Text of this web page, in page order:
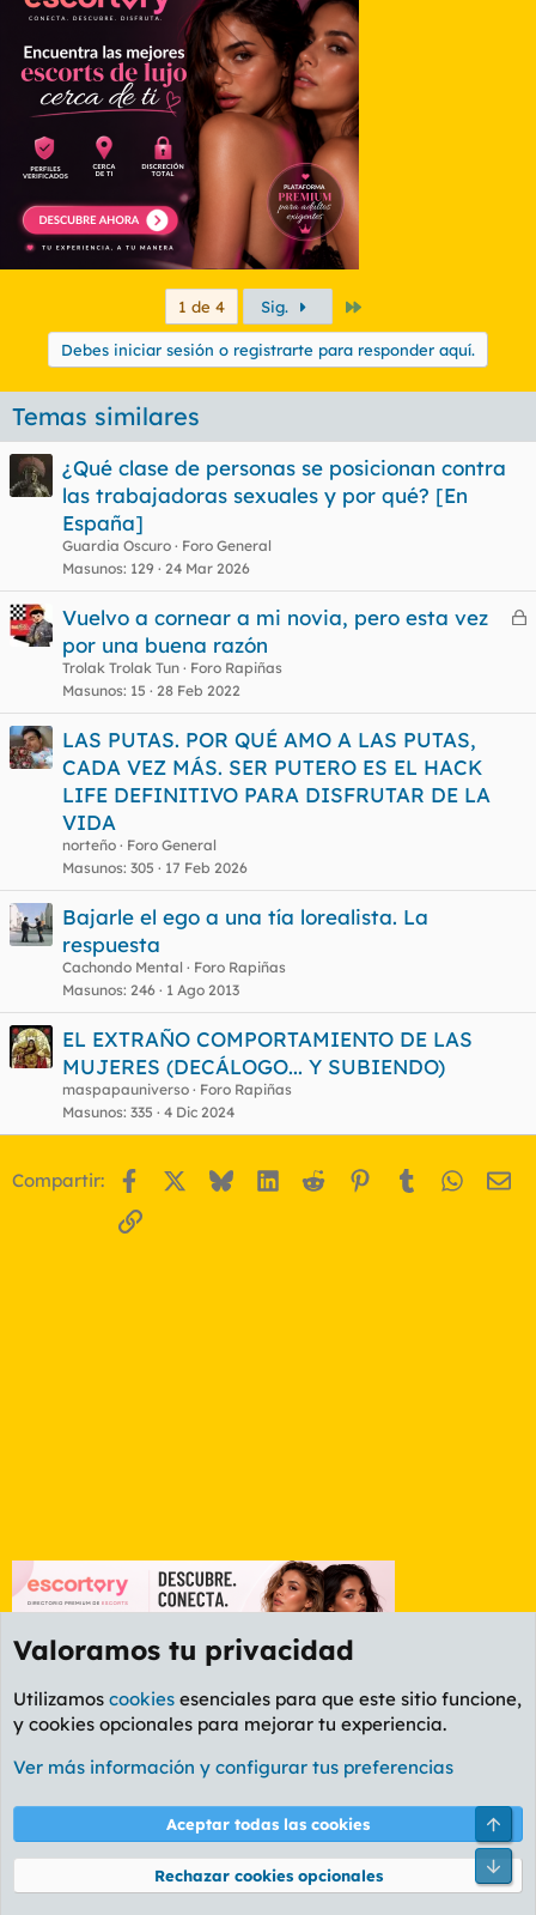
1 de 4 Sig.
Debes iniciar sesión o registrarte para responder aquí.
Temas similares
¿Qué clase de personas se posicionan contra
las trabajadoras sexuales y por qué? [En
España]
Guardia Oscuro
Foro General
Masunos 129 24 Mar 2026
C
a
Vuelvo a cornear a mi novia, pero esta vez
por una buena razón
Trolak Trolak Tun
Foro Rapiñas
Masunos 15 28 Feb 2022
LAS PUTAS. POR QUÉ AMO A LAS PUTAS,
CADA VEZ MÁS. SER PUTERO ES EL HACK
LIFE DEFINITIVO PARA DISFRUTAR DE LA
VIDA
norteño
Foro General
Masunos 305 17 Feb 2026
Bajarle el ego a una tía lorealista. La
respuesta
Cachondo Mental
Foro Rapiñas
Masunos 246 1 Ago 2013
EL EXTRAÑO COMPORTAMIENTO DE LAS
MUJERES (DECÁLOGO... Y SUBIENDO)
maspapauniverso
Foro Rapiñas
Masunos 335 4 Dic 2024
Compartir: Facebook BlueskyLinkedIn
Reddit Pinterest
Tumblr
Enlace
Foro General
Cookies
PL OLDSTYLE AMARILLO
Términos y reglas Política de privacidad Ayuda
Community platform by XenForo® © 2010-2026 XenForo Ltd.
Valoramos tu privacidad
Utilizamos cookies esenciales para que este sitio funcione,
y cookies opcionales para mejorar tu experiencia.
Ver más información y configurar tus preferencias
Aceptar todas las cookies
Rechazar cookies opcionales
Pie